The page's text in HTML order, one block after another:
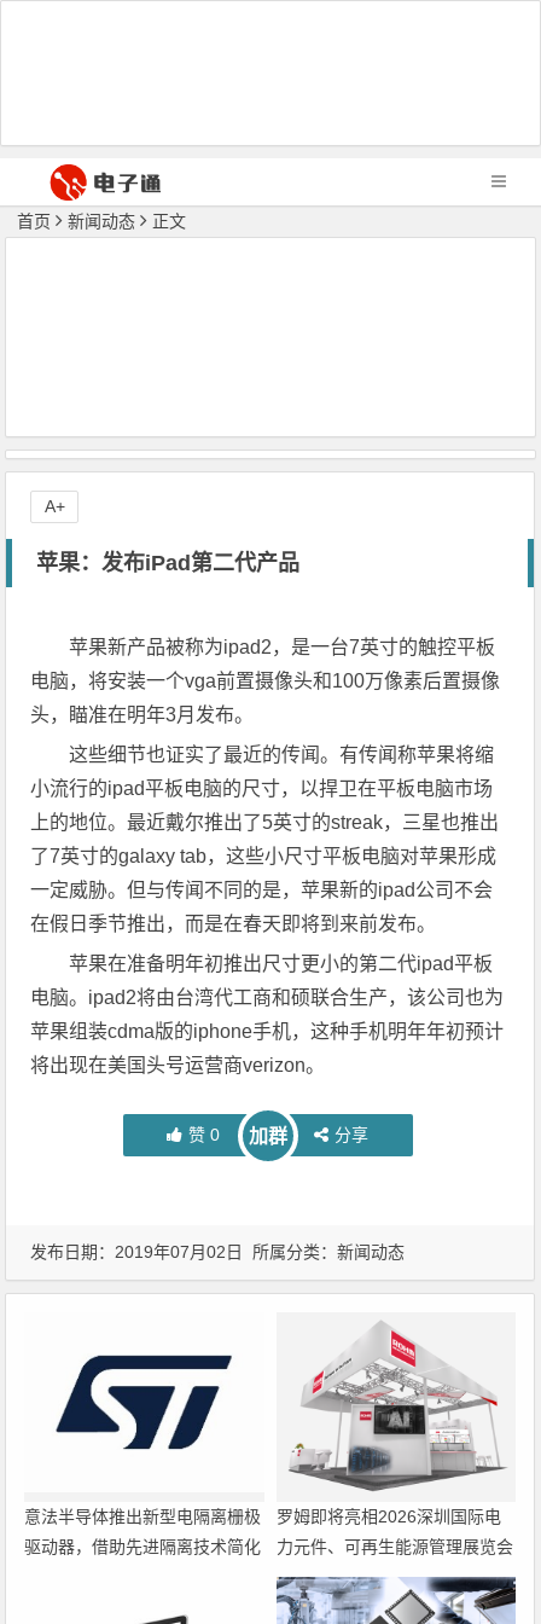
首页 新闻动态 正文
苹果：发布iPad第二代产品
苹果新产品被称为ipad2，是一台7英寸的触控平板
电脑，将安装一个vga前置摄像头和100万像素后置摄像
头，瞄准在明年3月发布。
这些细节也证实了最近的传闻。有传闻称苹果将缩
小流行的ipad平板电脑的尺寸，以捍卫在平板电脑市场
上的地位。最近戴尔推出了5英寸的streak，三星也推出
了7英寸的galaxy tab，这些小尺寸平板电脑对苹果形成
一定威胁。但与传闻不同的是，苹果新的ipad公司不会
在假日季节推出，而是在春天即将到来前发布。
苹果在准备明年初推出尺寸更小的第二代ipad平板
电脑。ipad2将由台湾代工商和硕联合生产，该公司也为
苹果组装cdma版的iphone手机，这种手机明年年初预计
将出现在美国头号运营商verizon。
赞 0 加群 分享
A+
发布日期：2019年07月02日 所属分类：新闻动态
意法半导体推出新型电隔离栅极
驱动器，借助先进隔离技术简化
罗姆即将亮相2026深圳国际电
力元件、可再生能源管理展览会
暨研讨会